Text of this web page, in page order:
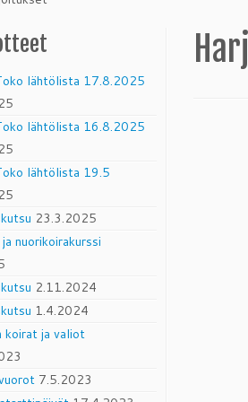
lähtölista 17.8.2025
lähtölista 16.8.2025
lähtölista 19.5
23.3.2025
nuorikoirakurssi
2.11.2024
1.4.2024
koirat ja valiot
7.5.2023